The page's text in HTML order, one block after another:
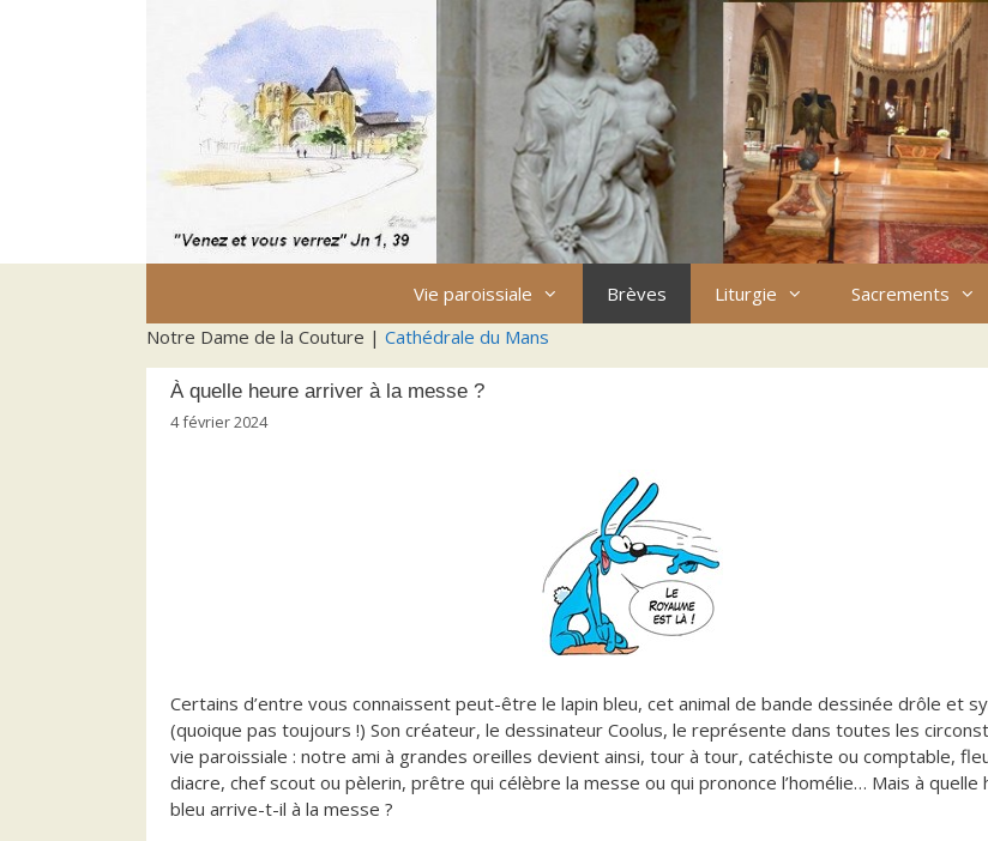
Vie paroissiale Brèves Liturgie Sacrements
Notre Dame de la Couture | Cathédrale du Mans
À quelle heure arriver à la messe ?
4 février 2024
Certains d’entre vous connaissent peut-être le lapin bleu, cet animal de bande dessinée drôle et
(quoique pas toujours !) Son créateur, le dessinateur Coolus, le représente dans toutes les
vie paroissiale : notre ami à grandes oreilles devient ainsi, tour à tour, catéchiste ou comptable,
diacre, chef scout ou pèlerin, prêtre qui célèbre la messe ou qui prononce l’homélie… Mais à quelle
bleu arrive-t-il à la messe ?